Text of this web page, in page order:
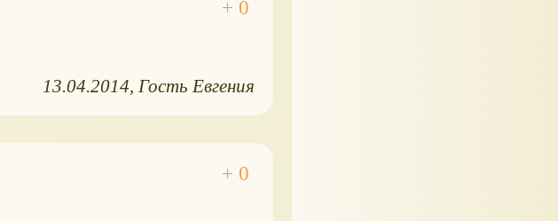
13.04.2014 Гость Евгения